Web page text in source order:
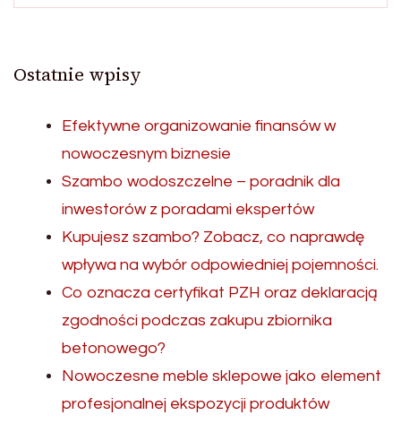
Ostatnie wpisy
Efektywne organizowanie finansów w
nowoczesnym biznesie
Szambo wodoszczelne – poradnik dla
inwestorów z poradami ekspertów
Kupujesz szambo? Zobacz, co naprawdę
wpływa na wybór odpowiedniej pojemności.
Co oznacza certyfikat PZH oraz deklaracją
zgodności podczas zakupu zbiornika
betonowego?
Nowoczesne meble sklepowe jako element
profesjonalnej ekspozycji produktów